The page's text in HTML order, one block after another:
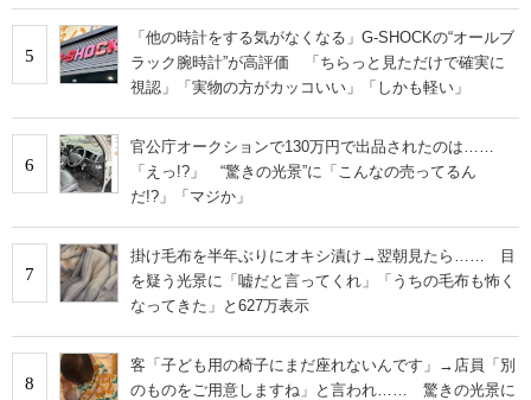
5
「他の時計をする気がなくなる」G-SHOCKの“オールブ
ラック腕時計”が高評価 「ちらっと見ただけで確実に
視認」「実物の方がカッコいい」「しかも軽い」
6
官公庁オークションで130万円で出品されたのは……
「えっ!?」 “驚きの光景”に「こんなの売ってるん
だ!?」「マジか」
7
掛け毛布を半年ぶりにオキシ漬け→翌朝見たら…… 目
を疑う光景に「嘘だと言ってくれ」「うちの毛布も怖く
なってきた」と627万表示
8
客「子ども用の椅子にまだ座れないんです」→店員「別
のものをご用意しますね」と言われ…… 驚きの光景に